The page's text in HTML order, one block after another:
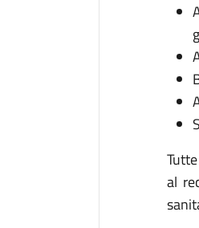
al